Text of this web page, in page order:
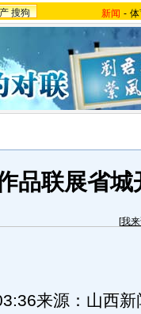
搜狗 新闻 -
品联展省城
[我
来源：山西新